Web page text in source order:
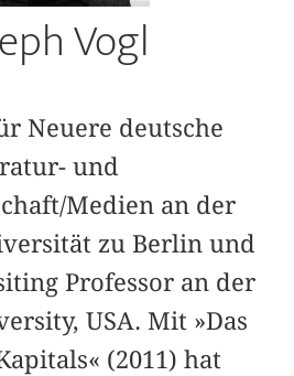
Vogl
Neuere deutsche
und
Medien an der
zu Berlin und
Professor an der
USA. Mit »Das
(2011) hat